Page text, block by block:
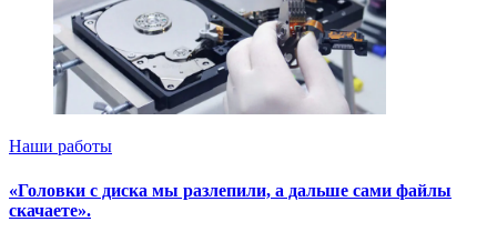
Наши работы
«Головки с диска мы разлепили, а дальше сами файлы
скачаете».